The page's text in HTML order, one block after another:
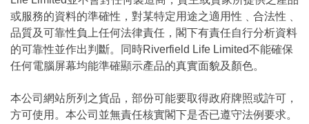
或服務的資料的準確性，對某特定用途之適用性﹑合法性﹑
品質及可靠性負上任何法律責任，閣下有責任自行分析資料
的可靠性並作出判斷。同時Riverfield Life Limited不能確保
任何電腦屏幕均能準確顯示產品的真實面貌及顏色。
本公司網站所列之貨品，部份可能要取得政府牌照或許可，
方可使用。本公司並無責任核實閣下是否已遵守法例要求。